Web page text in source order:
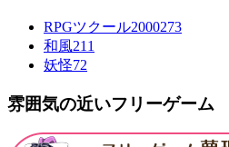
RPGツクール2000273
和風211
妖怪72
雰囲気の近いフリーゲーム